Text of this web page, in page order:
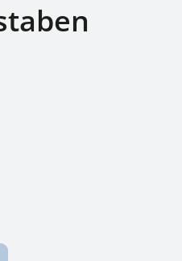
Wert ein